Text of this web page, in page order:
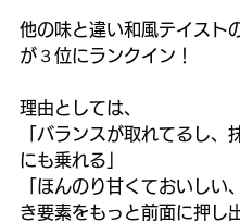
他の味と違い和風テイスト
が３位にランクイン！
理由としては、
「バランスが取れてるし、
にも乗れる」
「ほんのり甘くておいしい
き要素をもっと前面に押し